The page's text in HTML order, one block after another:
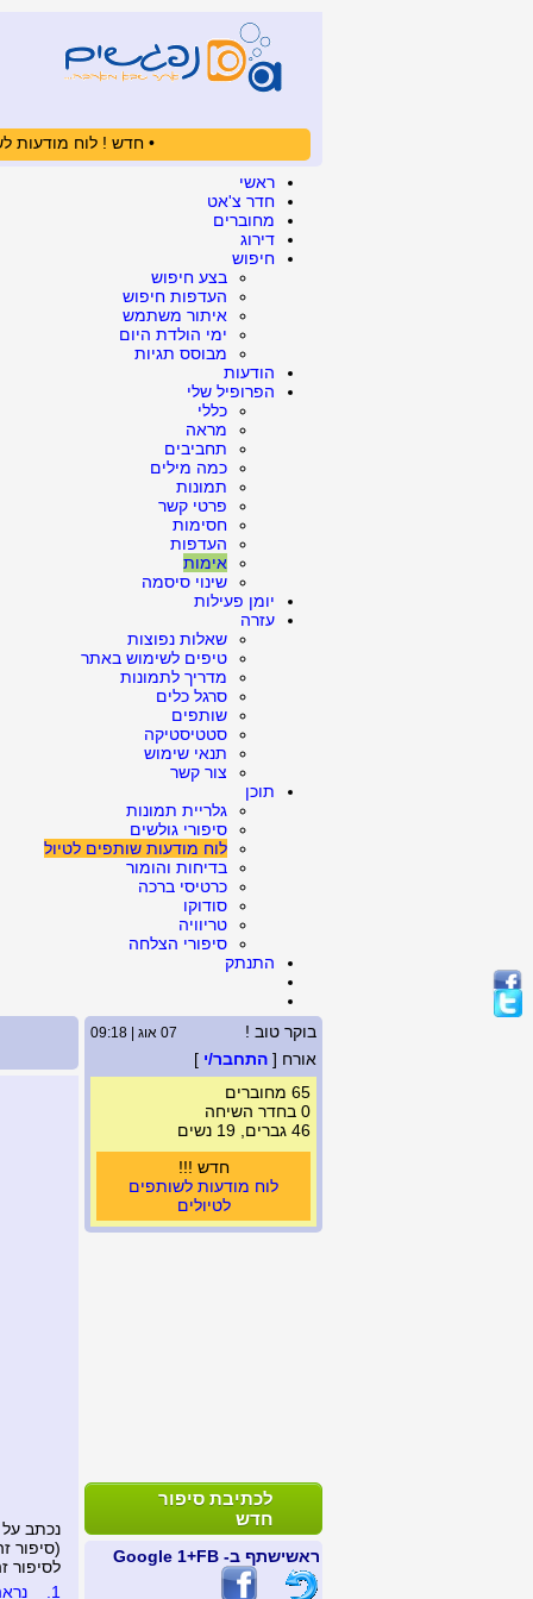
• חדש ! לוח מודעות
ראשי
חדר צ'אט
מחוברים
דירוג
חיפוש
בצע חיפוש
העדפות חיפוש
איתור משתמש
ימי הולדת היום
מבוסס תגיות
הודעות
הפרופיל שלי
כללי
מראה
תחביבים
כמה מילים
תמונות
פרטי קשר
חסימות
העדפות
אימות
שינוי סיסמה
יומן פעילות
עזרה
שאלות נפוצות
טיפים לשימוש באתר
מדריך לתמונות
סרגל כלים
שותפים
סטטיסטיקה
תנאי שימוש
צור קשר
תוכן
גלריית תמונות
סיפורי גולשים
לוח מודעות שותפים לטיול
בדיחות והומור
כרטיסי ברכה
סודוקו
טריוויה
סיפורי הצלחה
התנתק
בוקר טוב ! 07 אוג | 09:18
אורח [ התחבר/י ]
65 מחוברים
0 בחדר השיחה
46 גברים, 19 נשים
חדש !!!
לוח מודעות לשותפים
לטיולים
לכתיבת סיפור
חדש
ראשישתף ב- FB +1 Google
נכתב על
(סיפור זה
לסיפור זה
1.